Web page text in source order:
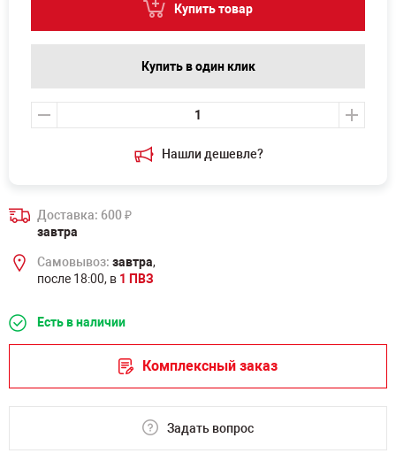
Нашли дешевле?
Купить товар
Купить в один клик
Доставка: 600₽
завтра
Самовывоз: завтра,
после 18:00, в 1 ПВЗ
Есть в наличии
Комплексный заказ
Задать вопрос